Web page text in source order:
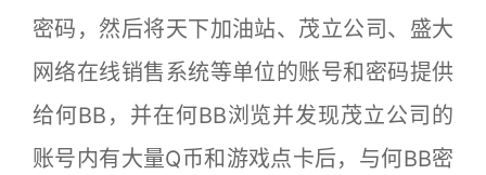
密码，然后将天下加油站、茂立公司、盛大
网络在线销售系统等单位的账号和密码提供
给何BB，并在何BB浏览并发现茂立公司的
账号内有大量Q币和游戏点卡后，与何BB密